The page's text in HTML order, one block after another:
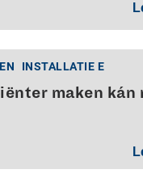
INSTALLATIE E
maken kán